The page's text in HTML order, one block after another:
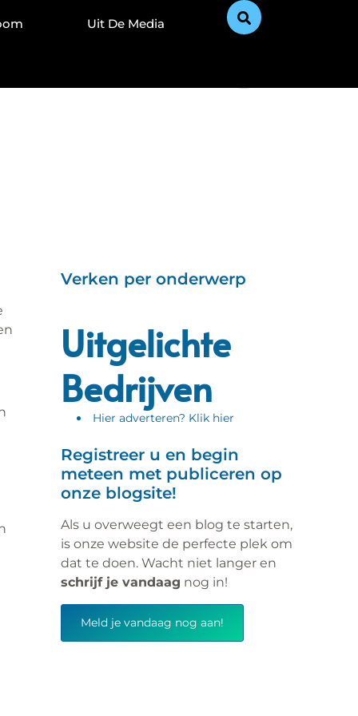
Uit De Media
Verken per onderwerp
Uitgelichte
Bedrijven
Hier adverteren? Klik hier
Registreer u en begin
meteen met publiceren op
onze blogsite!
Als u overweegt een blog te starten,
is onze website de perfecte plek om
dat te doen. Wacht niet langer en
schrijf je vandaag nog in!
Meld je vandaag nog aan!